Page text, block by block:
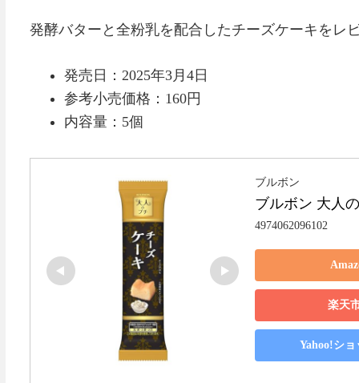
発酵バターと全粉乳を配合したチーズケーキをレ
発売日：2025年3月4日
参考小売価格：160円
内容量：5個
ブルボン
ブルボン 大人
4974062096102
楽天
Yahoo!シ